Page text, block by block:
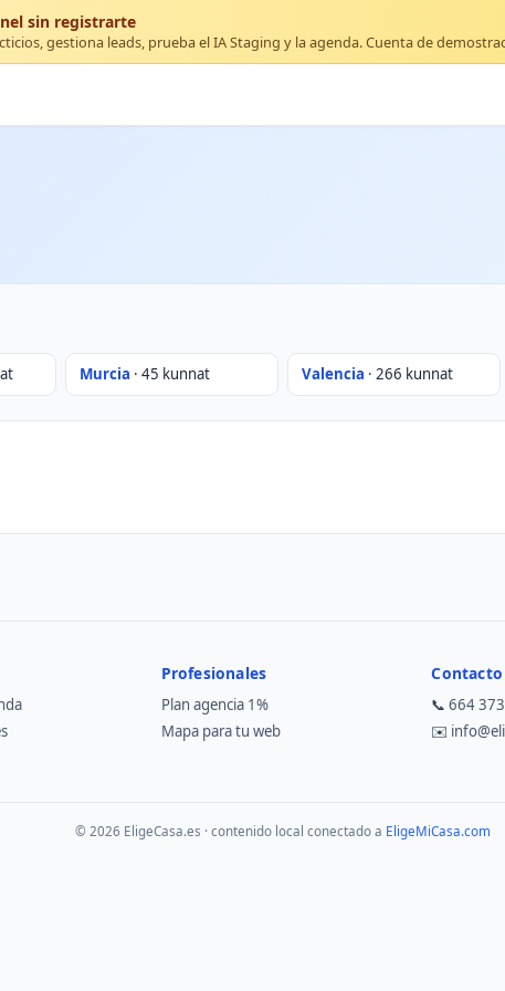
sin registrarte
gestiona leads, prueba el IA Staging y la agenda. Cuenta de
Murcia · 45 kunnat Valencia · 266 kunnat
Profesionales
Plan agencia 1%
Mapa para tu web
Contacto
📞664
✉️
© 2026 EligeCasa.es · contenido local conectado a EligeMiCasa.com